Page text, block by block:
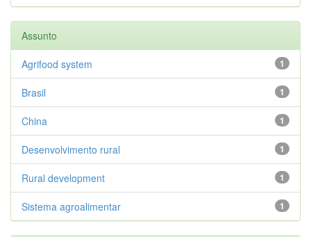
Assunto
1
Agrifood system
1
Brasil
1
China
1
Desenvolvimento rural
1
Rural development
1
Sistema agroalimentar